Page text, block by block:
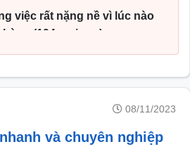
văn hóa cà phê và kỹ năng
môi trường hệ thống, có
rõ ràng (139 reviews)
việc rất nặng nề vì lúc nào
hàng (194 reviews)
Nam còn non trẻ, còn một
cao, nhiều quy định khắt khe
08/11/2023
và chuyên nghiệp